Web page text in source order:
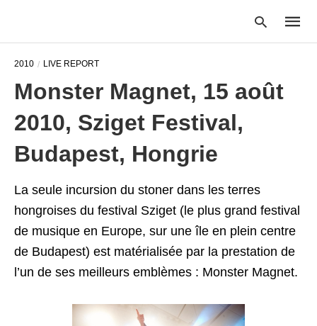
2010 LIVE REPORT
Monster Magnet, 15 août
2010, Sziget Festival,
Budapest, Hongrie
La seule incursion du stoner dans les terres
hongroises du festival Sziget (le plus grand festival
de musique en Europe, sur une île en plein centre
de Budapest) est matérialisée par la prestation de
l’un de ses meilleurs emblèmes : Monster Magnet.